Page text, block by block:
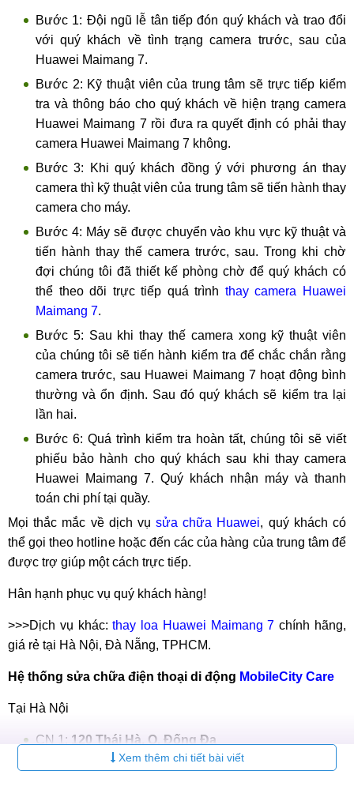
Bước 1: Đội ngũ lễ tân tiếp đón quý khách và trao đổi
với quý khách về tình trạng camera trước, sau của
Huawei Maimang 7.
Bước 2: Kỹ thuật viên của trung tâm sẽ trực tiếp kiểm
tra và thông báo cho quý khách về hiện trạng camera
Huawei Maimang 7 rồi đưa ra quyết định có phải thay
camera Huawei Maimang 7 không.
Bước 3: Khi quý khách đồng ý với phương án thay
camera thì kỹ thuật viên của trung tâm sẽ tiến hành thay
camera cho máy.
Bước 4: Máy sẽ được chuyển vào khu vực kỹ thuật và
tiến hành thay thế camera trước, sau. Trong khi chờ
đợi chúng tôi đã thiết kế phòng chờ để quý khách có
thể theo dõi trực tiếp quá trình thay camera Huawei
Maimang 7.
Bước 5: Sau khi thay thế camera xong kỹ thuật viên
của chúng tôi sẽ tiến hành kiểm tra để chắc chắn rằng
camera trước, sau Huawei Maimang 7 hoạt động bình
thường và ổn định. Sau đó quý khách sẽ kiểm tra lại
lần hai.
Bước 6: Quá trình kiểm tra hoàn tất, chúng tôi sẽ viết
phiếu bảo hành cho quý khách sau khi thay camera
Huawei Maimang 7. Quý khách nhận máy và thanh
toán chi phí tại quầy.
Mọi thắc mắc về dịch vụsửa chữa Huawei, quý khách có
thể gọi theo hotline hoặc đến các của hàng của trung tâm để
được trợ giúp một cách trực tiếp.
Hân hạnh phục vụ quý khách hàng!
>>>Dịch vụ khác:thay loa Huawei Maimang 7 chính hãng,
giá rẻ tại Hà Nội, Đà Nẵng, TPHCM.
Hệ thống sửa chữa điện thoại di động MobileCity Care
Tại Hà Nội
CN 1: 120 Thái Hà, Q. Đống Đa
037.437.9999Xem thêm chi tiết bài viết